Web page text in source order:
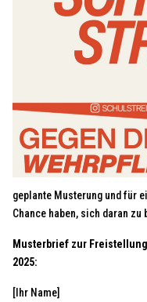
geplante Musterung und für
Chance haben, sich daran zu
Musterbrief zur
2025:
[Ihr Name]